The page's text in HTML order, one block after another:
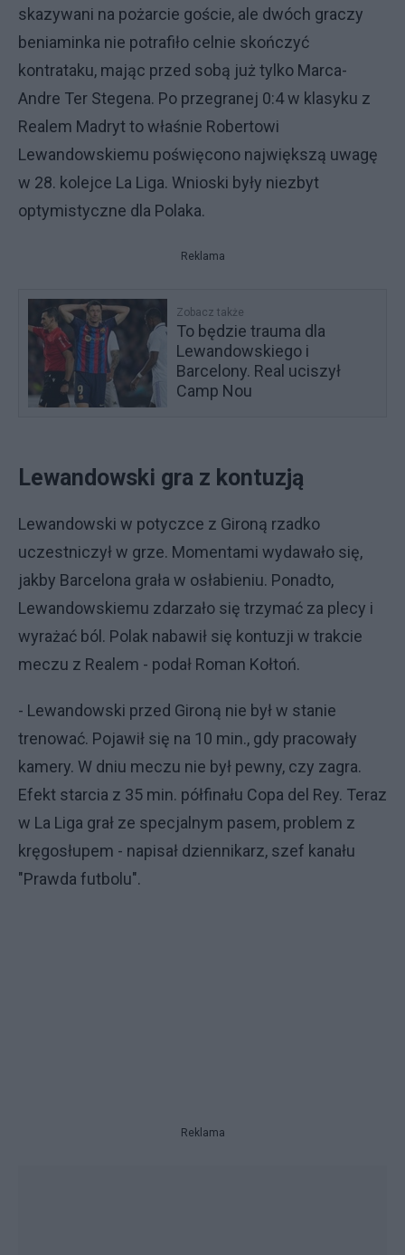
skazywani na pożarcie goście, ale dwóch graczy
beniaminka nie potrafiło celnie skończyć
kontrataku, mając przed sobą już tylko Marca-
Andre Ter Stegena. Po przegranej 0:4 w klasyku z
Realem Madryt to właśnie Robertowi
Lewandowskiemu poświęcono największą uwagę
w 28. kolejce La Liga. Wnioski były niezbyt
optymistyczne dla Polaka.
Reklama
Zobacz także
To będzie trauma dla
Lewandowskiego i
Barcelony. Real uciszył
Camp Nou
Lewandowski gra z kontuzją
Lewandowski w potyczce z Gironą rzadko
uczestniczył w grze. Momentami wydawało się,
jakby Barcelona grała w osłabieniu. Ponadto,
Lewandowskiemu zdarzało się trzymać za plecy i
wyrażać ból. Polak nabawił się kontuzji w trakcie
meczu z Realem - podał Roman Kołtoń.
- Lewandowski przed Gironą nie był w stanie
trenować. Pojawił się na 10 min., gdy pracowały
kamery. W dniu meczu nie był pewny, czy zagra.
Efekt starcia z 35 min. półfinału Copa del Rey. Teraz
w La Liga grał ze specjalnym pasem, problem z
kręgosłupem - napisał dziennikarz, szef kanału
"Prawda futbolu".
Reklama